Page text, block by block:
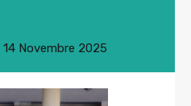
14 Novembre 2025